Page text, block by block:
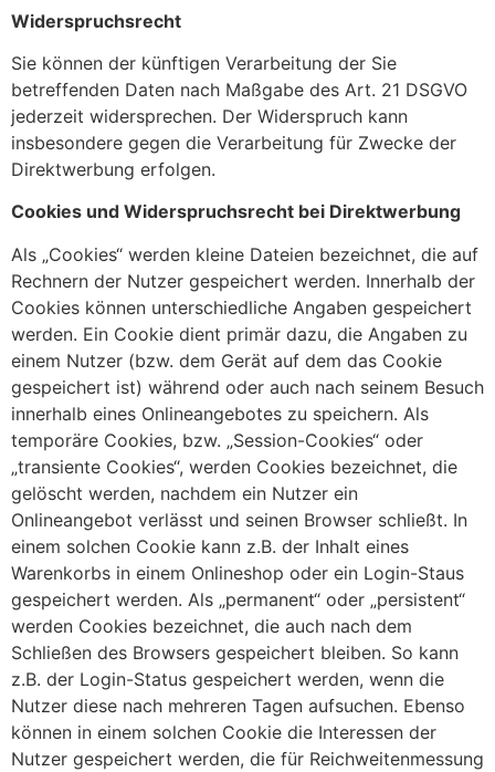
Widerspruchsrecht
Sie können der künftigen Verarbeitung der Sie
betreffenden Daten nach Maßgabe des Art. 21 DSGVO
jederzeit widersprechen. Der Widerspruch kann
insbesondere gegen die Verarbeitung für Zwecke der
Direktwerbung erfolgen.
Cookies und Widerspruchsrecht bei Direktwerbung
Als „Cookies“ werden kleine Dateien bezeichnet, die auf
Rechnern der Nutzer gespeichert werden. Innerhalb der
Cookies können unterschiedliche Angaben gespeichert
werden. Ein Cookie dient primär dazu, die Angaben zu
einem Nutzer (bzw. dem Gerät auf dem das Cookie
gespeichert ist) während oder auch nach seinem Besuch
innerhalb eines Onlineangebotes zu speichern. Als
temporäre Cookies, bzw. „Session-Cookies“ oder
„transiente Cookies“, werden Cookies bezeichnet, die
gelöscht werden, nachdem ein Nutzer ein
Onlineangebot verlässt und seinen Browser schließt. In
einem solchen Cookie kann z.B. der Inhalt eines
Warenkorbs in einem Onlineshop oder ein Login-Staus
gespeichert werden. Als „permanent“ oder „persistent“
werden Cookies bezeichnet, die auch nach dem
Schließen des Browsers gespeichert bleiben. So kann
z.B. der Login-Status gespeichert werden, wenn die
Nutzer diese nach mehreren Tagen aufsuchen. Ebenso
können in einem solchen Cookie die Interessen der
Nutzer gespeichert werden, die für Reichweitenmessung